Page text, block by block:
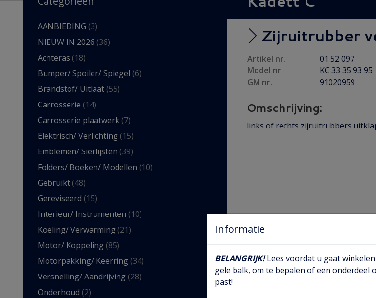
AANBIEDING (3)
NIEUW IN 2026 (36)
Achteras (18)
Bumper/ Spoiler/ Spiegel (6)
Brandstof/ Uitlaat (55)
Carrosserie (14)
Carrosserie plaatwerk (7)
Elektrisch/ Verlichting (15)
Emblemen/ Sierlijsten (39)
Folders/ Boeken/ Modellen (10)
Gebruikt (48)
Gereviseerd (15)
Interieur/ Instrumenten (10)
Koeling/ Verwarming (21)
Motor/ Koppeling (85)
Motorpakking/ Keerring (34)
Versnelling/ Aandrijving (28)
Onderhoud (2)
Zijruitrubber
Artikel nr.
01 52 097
Model nr.
KC 33 35 93 95
GM nr.
91020959
Omschrijving:
links of rechts zijruitrubbers
Informatie
BELANGRIJK!Lees voordat u gaat winkelen
gele balk, om te bepalen of een onderdeel
past!